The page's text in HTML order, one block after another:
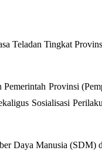
Tingkat
Provinsi
Sosialisasi
Daya Manusia (SDM)